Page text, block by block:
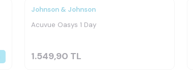
Johnson & Johnson
Acuvue Oasys 1 Day
1.549,90 TL